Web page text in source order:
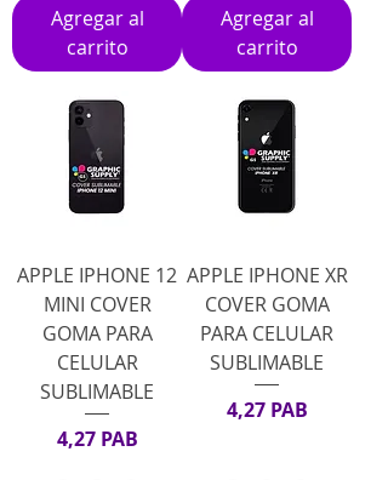
Agregar al
carrito
Agregar al
carrito
APPLE IPHONE 12
MINI COVER
GOMA PARA
CELULAR
SUBLIMABLE
Precio
4,27 PAB
APPLE IPHONE XR
COVER GOMA
PARA CELULAR
SUBLIMABLE
Precio
4,27 PAB